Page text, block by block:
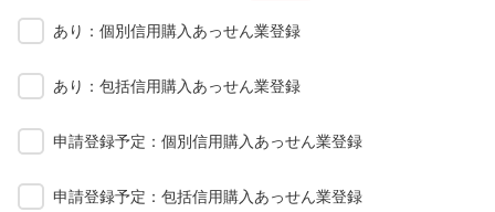
あり：個別信用購入あっせん業登録
あり：包括信用購入あっせん業登録
申請登録予定：個別信用購入あっせん業登録
申請登録予定：包括信用購入あっせん業登録